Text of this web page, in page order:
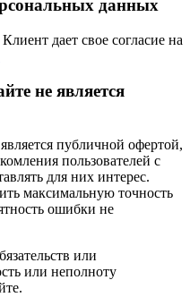
данных
дает свое согласие на
не является
публичной офертой,
пользователей с
для них интерес.
максимальную точность
ошибки не
или
или неполноту